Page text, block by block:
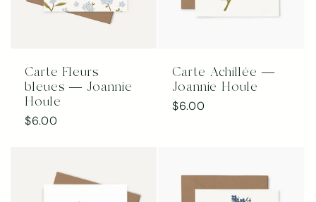
Carte Fleurs
bleues — Joannie
Houle
Prix
$6.00
Carte Achillée —
Joannie Houle
Prix
$6.00